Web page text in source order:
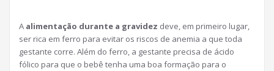
A alimentação durante a gravidez deve, em primeiro lugar,
ser rica em ferro para evitar os riscos de anemia a que toda
gestante corre. Além do ferro, a gestante precisa de ácido
fólico para que o bebê tenha uma boa formação para o